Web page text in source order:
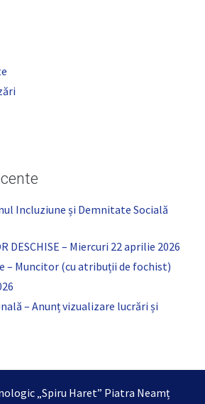
Incluziune și Demnitate Socială
DESCHISE – Miercuri 22 aprilie 2026
– Muncitor (cu atribuții de fochist)
– Anunț vizualizare lucrări și
„Spiru Haret” Piatra Neamț